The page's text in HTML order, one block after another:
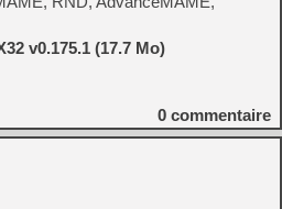
v0.175.1 (17.7 Mo)
0 commentaire